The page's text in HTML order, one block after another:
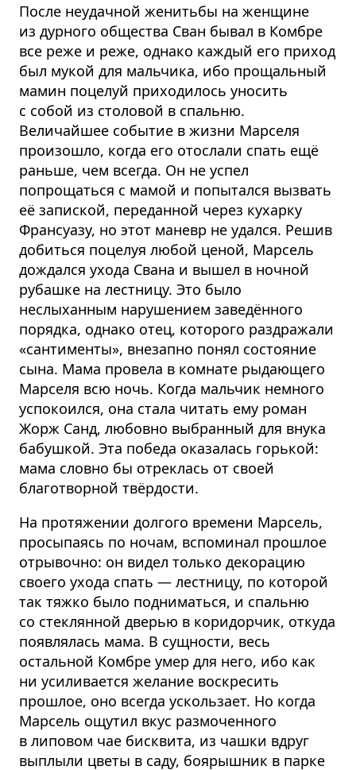
После неудачной женитьбы на женщине
из дурного общества Сван бывал в Комбре
все реже и реже, однако каждый его приход
был мукой для мальчика, ибо прощальный
мамин поцелуй приходилось уносить
с собой из столовой в спальню.
Величайшее событие в жизни Марселя
произошло, когда его отослали спать ещё
раньше, чем всегда. Он не успел
попрощаться с мамой и попытался вызвать
её запиской, переданной через кухарку
Франсуазу, но этот маневр не удался. Решив
добиться поцелуя любой ценой, Марсель
дождался ухода Свана и вышел в ночной
рубашке на лестницу. Это было
неслыханным нарушением заведённого
порядка, однако отец, которого раздражали
«сантименты», внезапно понял состояние
сына. Мама провела в комнате рыдающего
Марселя всю ночь. Когда мальчик немного
успокоился, она стала читать ему роман
Жорж Санд, любовно выбранный для внука
бабушкой. Эта победа оказалась горькой:
мама словно бы отреклась от своей
благотворной твёрдости.
На протяжении долгого времени Марсель,
просыпаясь по ночам, вспоминал прошлое
отрывочно: он видел только декорацию
своего ухода спать — лестницу, по которой
так тяжко было подниматься, и спальню
со стеклянной дверью в коридорчик, откуда
появлялась мама. В сущности, весь
остальной Комбре умер для него, ибо как
ни усиливается желание воскресить
прошлое, оно всегда ускользает. Но когда
Марсель ощутил вкус размоченного
в липовом чае бисквита, из чашки вдруг
выплыли цветы в саду, боярышник в парке